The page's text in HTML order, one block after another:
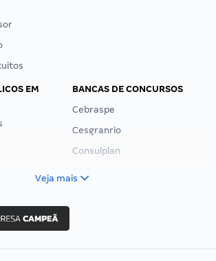
EM
BANCAS DE CONCURSOS
Cebraspe
Cesgranrio
Consulplan
Veja mais